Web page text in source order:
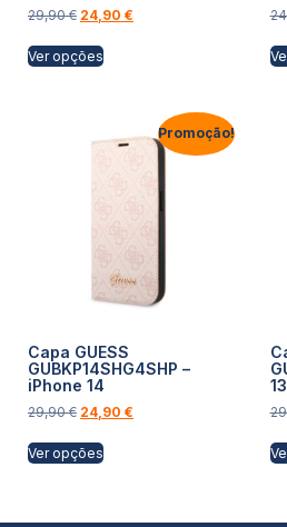
29,90€ 24,90 €
Ver opções
Promoção!
Capa GUESS
GUBKP14SHG4SHP –
iPhone 14
29,90€ 24,90 €
Ver opções